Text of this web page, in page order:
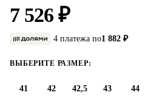
7 526 ₽
4 платежа по1 882 ₽
ВЫБЕРИТЕ РАЗМЕР:
41 42 42,5 43 44